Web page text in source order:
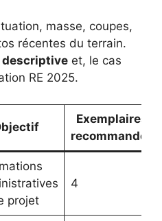
masse, coupes,
récentes du terrain.
descriptive et, le cas
RE 2025.
Exemplaires
recommandés
projet
4